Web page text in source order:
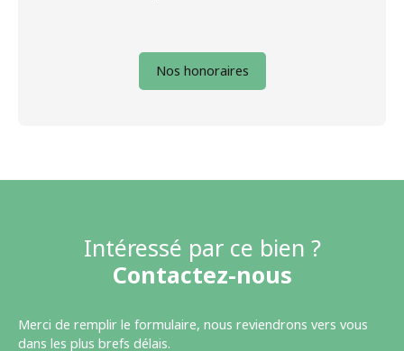
Nos honoraires
Intéressé par ce bien ?
Contactez-nous
Merci de remplir le formulaire, nous reviendrons vers vous
dans les plus brefs délais.